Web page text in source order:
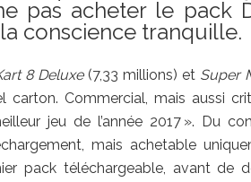
pas acheter le pack
conscience tranquille.
8 Deluxe(7,33 millions) et Super
Commercial, mais aussi
jeu de l’année 2017 ». Du
mais achetable
pack téléchargeable, avant de